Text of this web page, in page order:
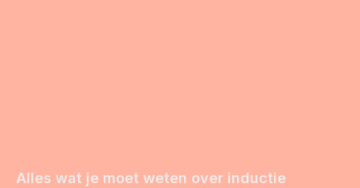
Alles wat je moet weten over inductie